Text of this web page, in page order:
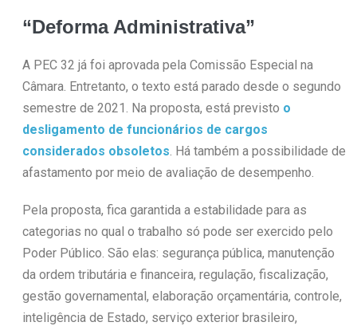
“Deforma Administrativa”
A PEC 32 já foi aprovada pela Comissão Especial na
Câmara. Entretanto, o texto está parado desde o segundo
semestre de 2021. Na proposta, está previsto o
desligamento de funcionários de cargos
considerados obsoletos. Há também a possibilidade de
afastamento por meio de avaliação de desempenho.
Pela proposta, fica garantida a estabilidade para as
categorias no qual o trabalho só pode ser exercido pelo
Poder Público. São elas: segurança pública, manutenção
da ordem tributária e financeira, regulação, fiscalização,
gestão governamental, elaboração orçamentária, controle,
inteligência de Estado, serviço exterior brasileiro,